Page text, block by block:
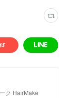
ク HairMake